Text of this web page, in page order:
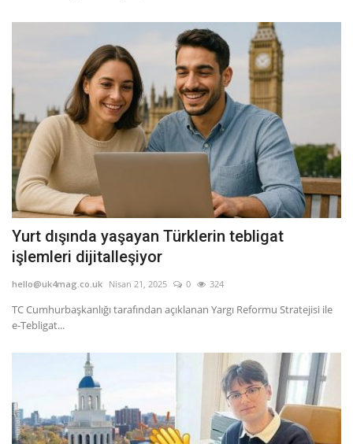
Yurt dışında yaşayan Türklerin tebligat
işlemleri dijitalleşiyor
hello@uk4mag.co.uk Nisan 21, 2025 0 324
TC Cumhurbaşkanlığı tarafından açıklanan Yargı Reformu Stratejisi ile
e-Tebligat...